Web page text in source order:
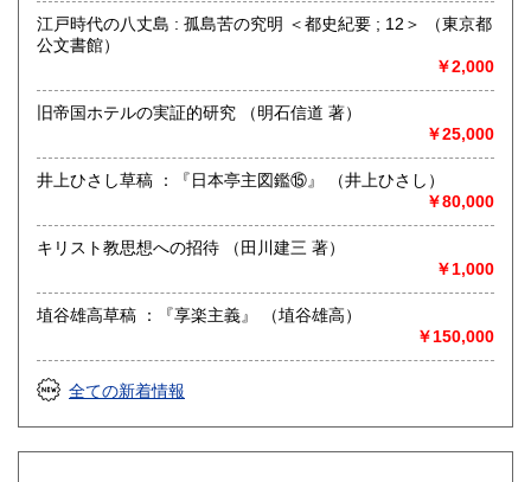
哲学宗教、国語国文、近代文献、趣味、古書一般（その他）
直筆草稿、版画、錦絵、明治文献、近代文献など
江戸時代の八丈島 : 孤島苦の究明 ＜都史紀要 ; 12＞ （東京都
公文書館）
￥2,000
旧帝国ホテルの実証的研究 （明石信道 著）
￥25,000
井上ひさし草稿 ：『日本亭主図鑑⑮』 （井上ひさし）
￥80,000
キリスト教思想への招待 （田川建三 著）
￥1,000
埴谷雄高草稿 ：『享楽主義』 （埴谷雄高）
￥150,000
全ての新着情報